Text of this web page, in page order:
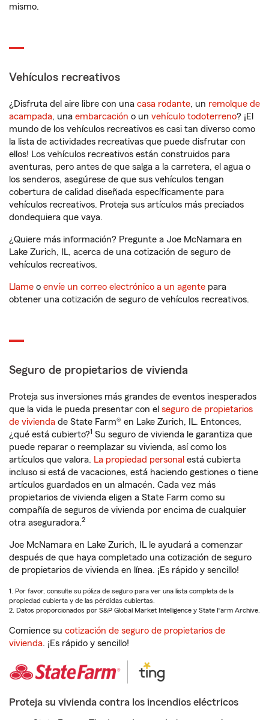
mismo.
Vehículos recreativos
¿Disfruta del aire libre con una casa rodante, un remolque de
acampada, una embarcación o un vehículo todoterreno? ¡El
mundo de los vehículos recreativos es casi tan diverso como
la lista de actividades recreativas que puede disfrutar con
ellos! Los vehículos recreativos están construidos para
aventuras, pero antes de que salga a la carretera, el agua o
los senderos, asegúrese de que sus vehículos tengan
cobertura de calidad diseñada específicamente para
vehículos recreativos. Proteja sus artículos más preciados
dondequiera que vaya.
¿Quiere más información? Pregunte a Joe McNamara en
Lake Zurich, IL, acerca de una cotización de seguro de
vehículos recreativos.
Llame o envíe un correo electrónico a un agente para
obtener una cotización de seguro de vehículos recreativos.
Seguro de propietarios de vivienda
Proteja sus inversiones más grandes de eventos inesperados
que la vida le pueda presentar con el seguro de propietarios
de vivienda de State Farm® en Lake Zurich, IL. Entonces,
¿qué está cubierto?1 Su seguro de vivienda le garantiza que
puede reparar o reemplazar su vivienda, así como los
artículos que valora. La propiedad personal está cubierta
incluso si está de vacaciones, está haciendo gestiones o tiene
artículos guardados en un almacén. Cada vez más
propietarios de vivienda eligen a State Farm como su
compañía de seguros de vivienda por encima de cualquier
otra aseguradora.2
Joe McNamara en Lake Zurich, IL le ayudará a comenzar
después de que haya completado una cotización de seguro
de propietarios de vivienda en línea. ¡Es rápido y sencillo!
1. Por favor, consulte su póliza de seguro para ver una lista completa de la
propiedad cubierta y de las pérdidas cubiertas.
2. Datos proporcionados por S&P Global Market Intelligence y State Farm Archive.
Comience su cotización de seguro de propietarios de
vivienda. ¡Es rápido y sencillo!
Proteja su vivienda contra los incendios eléctricos